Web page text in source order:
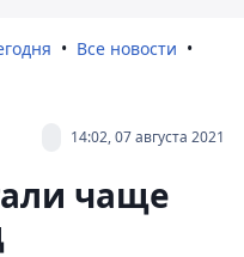
Все новости
14:02, 07 августа 2021
чаще